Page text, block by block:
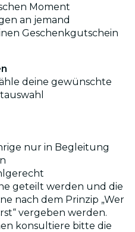
Moment
an jemand
Geschenkgutschein
deine gewünschte
nur in Begleitung
geteilt werden und die
nach dem Prinzip „Wer
vergeben werden.
konsultiere bitte die